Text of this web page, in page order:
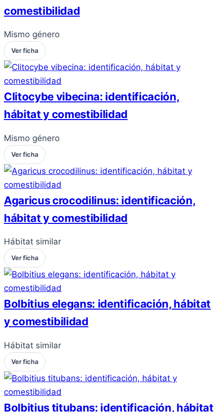
comestibilidad
Mismo género
Ver ficha
Clitocybe vibecina: identificación,
hábitat y comestibilidad
Mismo género
Ver ficha
Agaricus crocodilinus: identificación,
hábitat y comestibilidad
Hábitat similar
Ver ficha
Bolbitius elegans: identificación, hábitat
y comestibilidad
Hábitat similar
Ver ficha
Bolbitius titubans: identificación, hábitat